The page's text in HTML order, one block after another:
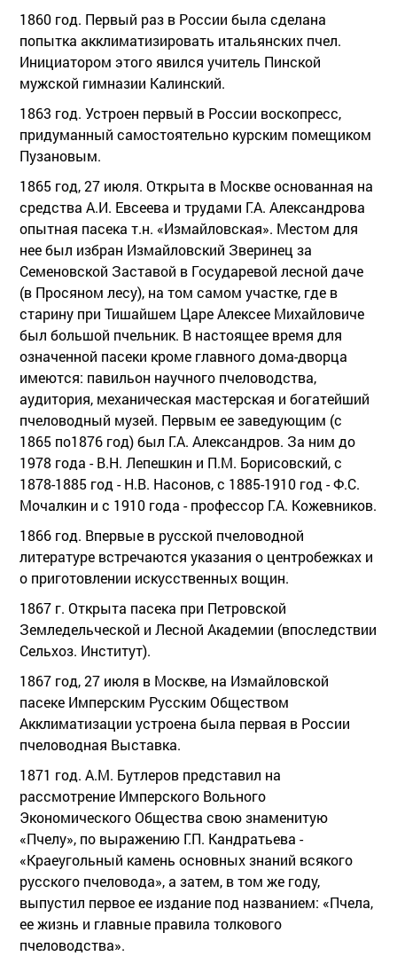
1860 год. Первый раз в России была сделана
попытка акклиматизировать итальянских пчел.
Инициатором этого явился учитель Пинской
мужской гимназии Калинский.
1863 год. Устроен первый в России воскопресс,
придуманный самостоятельно курским помещиком
Пузановым.
1865 год, 27 июля. Открыта в Москве основанная на
средства А.И. Евсеева и трудами Г.А. Александрова
опытная пасека т.н. «Измайловская». Местом для
нее был избран Измайловский Зверинец за
Семеновской Заставой в Государевой лесной даче
(в Просяном лесу), на том самом участке, где в
старину при Тишайшем Царе Алексее Михайловиче
был большой пчельник. В настоящее время для
означенной пасеки кроме главного дома-дворца
имеются: павильон научного пчеловодства,
аудитория, механическая мастерская и богатейший
пчеловодный музей. Первым ее заведующим (с
1865 по1876 год) был Г.А. Александров. За ним до
1978 года - В.Н. Лепешкин и П.М. Борисовский, с
1878-1885 год - Н.В. Насонов, с 1885-1910 год - Ф.С.
Мочалкин и с 1910 года - профессор Г.А. Кожевников.
1866 год. Впервые в русской пчеловодной
литературе встречаются указания о центробежках и
о приготовлении искусственных вощин.
1867 г. Открыта пасека при Петровской
Земледельческой и Лесной Академии (впоследствии
Сельхоз. Институт).
1867 год, 27 июля в Москве, на Измайловской
пасеке Имперским Русским Обществом
Акклиматизации устроена была первая в России
пчеловодная Выставка.
1871 год. А.М. Бутлеров представил на
рассмотрение Имперского Вольного
Экономического Общества свою знаменитую
«Пчелу», по выражению Г.П. Кандратьева -
«Краеугольный камень основных знаний всякого
русского пчеловода», а затем, в том же году,
выпустил первое ее издание под названием: «Пчела,
ее жизнь и главные правила толкового
пчеловодства».